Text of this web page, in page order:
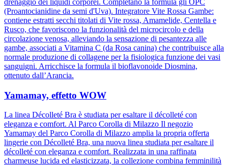
(Proantocianidine da semi d'Uva). Integratore Vite Rossa Gambe:
contiene estratti secchi titolati di Vite rossa, Amamelide, Centella e
Rusco, che favoriscono la funzionalità del microcircolo e della
circolazione venosa, alleviando la sensazione di pesantezza alle
gambe, associati a Vitamina C (da Rosa canina) che contribuisce alla
normale produzione di collagene per la fisiologica funzione dei vasi
sanguigni. Arricchisce la formula il bioflavonoide Diosmina,
ottenuto dall’Arancia.
Yamamay, effetto WOW
La linea Décolleté Bra è studiata per esaltare il décolleté con
eleganza e comfort. Al Parco Corolla di Milazzo Il negozio
Yamamay del Parco Corolla di Milazzo amplia la propria offerta
lingerie con Décolleté Bra, una nuova linea studiata per esaltare il
décolleté con eleganza e comfort. Realizzata in una raffinata
charmeuse lucida ed elasticizzata, la collezione combina femminilità